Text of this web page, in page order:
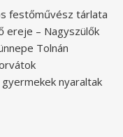
festőművész tárlata
ereje – Nagyszülők
Tolnán
nyaraltak